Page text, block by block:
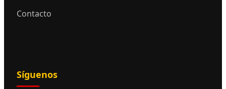
Contacto
Síguenos